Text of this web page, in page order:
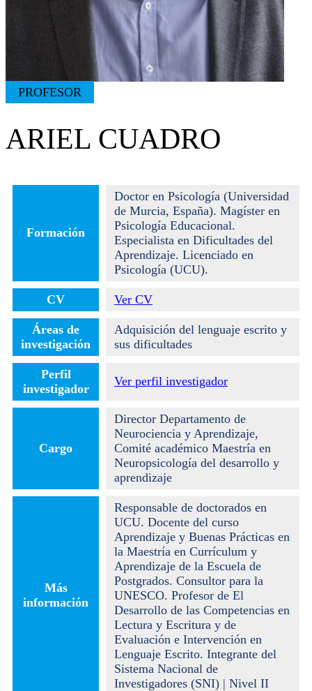
PROFESOR
ARIEL CUADRO
Formación
Doctor en Psicología (Universidad
de Murcia, España). Magíster en
Psicología Educacional.
Especialista en Dificultades del
Aprendizaje. Licenciado en
Psicología (UCU).
CV Ver CV
Áreas de
investigación
Adquisición del lenguaje escrito y
sus dificultades
Perfil
investigador
Ver perfil investigador
Cargo
Director Departamento de
Neurociencia y Aprendizaje,
Comité académico Maestría en
Neuropsicología del desarrollo y
aprendizaje
Más
información
Responsable de doctorados en
UCU. Docente del curso
Aprendizaje y Buenas Prácticas en
la Maestría en Currículum y
Aprendizaje de la Escuela de
Postgrados. Consultor para la
UNESCO. Profesor de El
Desarrollo de las Competencias en
Lectura y Escritura y de
Evaluación e Intervención en
Lenguaje Escrito. Integrante del
Sistema Nacional de
Investigadores (SNI) | Nivel II